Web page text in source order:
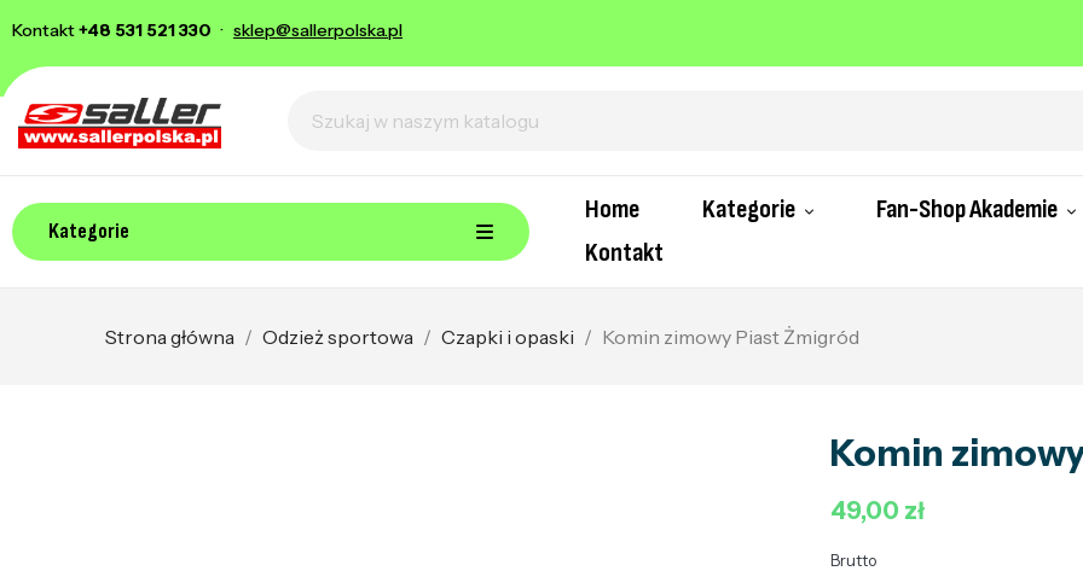
Kontakt+48 531 521 330 · sklep@sallerpolska.pl
Kategorie
Home Kategorie
Fan-Shop Akademie
Kontakt
Strona główna Odzież sportowa Czapki i opaski Komin zimowy Piast Żmigród
Komin
49,00 zł
Brutto